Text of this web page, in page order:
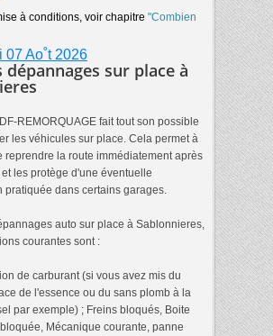
à conditions, voir chapitre "Combien
07 Ao˚t 2026
dépannages sur place à
REMORQUAGE fait tout son possible
les véhicules sur place. Cela permet à
reprendre la route immédiatement après
les protège d'une éventuelle
pratiquée dans certains garages.
auto sur place à Sablonnieres,
courantes sont :
de carburant (si vous avez mis du
de l'essence ou du sans plomb à la
par exemple) ; Freins bloqués, Boite
Mécanique courante, panne